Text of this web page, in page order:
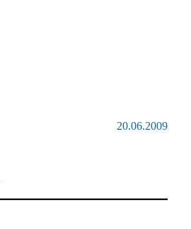
20.06.2009